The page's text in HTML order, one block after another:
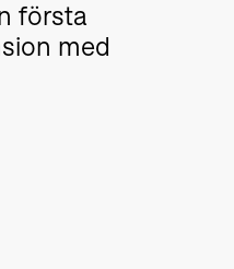
första
med